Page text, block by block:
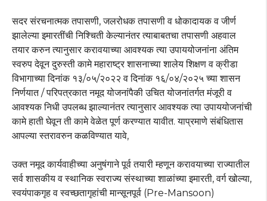
सदर संरचनात्मक तपासणी, जलरोधक तपासणी व धोकादायक व जीर्ण
झालेल्या इमारतींची निश्चिती केल्यानंतर त्याबाबतचा तपासणी अहवाल
तयार करुन त्यानुसार करावयाच्या आवश्यक त्या उपाययोजनांना अंतिम
स्वरुप देवून दुरुस्ती कामे महाराष्ट्र शासनाच्या शालेय शिक्षण व क्रीडा
विभागाच्या दिनांक १३/०५/२०२२ व दिनांक १६/०४/२०२५ च्या शासन
निर्णयात / परिपत्रकात नमूद योजनांपैकी उचित योजनांतर्गत मंजूरी व
आवश्यक निधी उपलब्ध झाल्यानंतर त्यानुसार आवश्यक त्या उपाययोजनांची
कामे हाती घेवून ती कामे वेळेत पूर्ण करण्यात यावीत. याप्रमाणे संबंधितास
आपल्या स्तरावरुन कळविण्यात यावे,
उक्त नमूद कार्यवाहीच्या अनुषंगाने पूर्व तयारी म्हणून करावयाच्या राज्यातील
सर्व शासकीय व स्थानिक स्वराज्य संस्थाच्या शाळांच्या इमारती, वर्ग खोल्या,
स्वयंपाकगृह व स्वच्छतागृहांची मान्सूनपूर्व (Pre-Mansoon)